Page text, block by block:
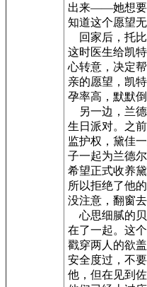
出来——她想要
知道这个愿望无
回家后，托比
这时医生给凯
心转意，决定
亲的愿望，凯
孕率高，默默
另一边，兰德
生日派对。之
监护权，黛佳
子一起为兰德
希望正式收养
所以拒绝了他
没注意，翻窗
心思细腻的贝
在了一起。这
戳穿两人的欲
安全度过，不
他，但在见到